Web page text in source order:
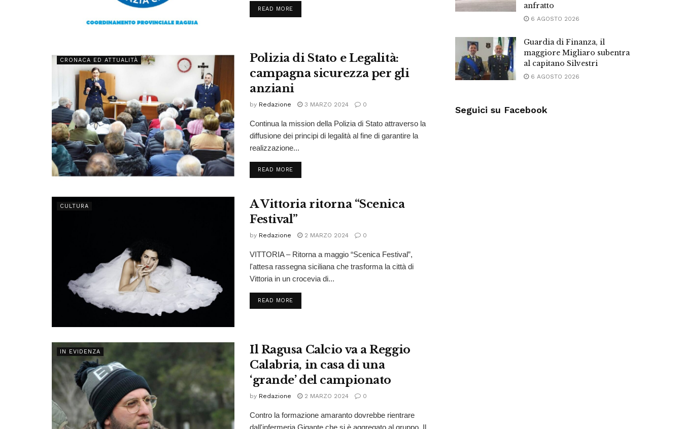
READ MORE
CRONACA ED ATTUALITÀ
Polizia di Stato e Legalità:
campagna sicurezza per gli
anziani
by Redazione 3 MARZO 2024 0
Continua la mission della Polizia di Stato attraverso la
diffusione dei principi di legalità al fine di garantire la
realizzazione...
READ MORE
CULTURA
A Vittoria ritorna “Scenica
Festival”
by Redazione 2 MARZO 2024 0
VITTORIA – Ritorna a maggio “Scenica Festival”,
l'attesa rassegna siciliana che trasforma la città di
Vittoria in un crocevia di...
READ MORE
IN EVIDENZA
Il Ragusa Calcio va a Reggio
Calabria, in casa di una
‘grande’ del campionato
by Redazione 2 MARZO 2024 0
Contro la formazione amaranto dovrebbe rientrare
anfratto
6 AGOSTO 2026
Guardia di Finanza, il
maggiore Migliaro subentra
al capitano Silvestri
6 AGOSTO 2026
Seguici su Facebook